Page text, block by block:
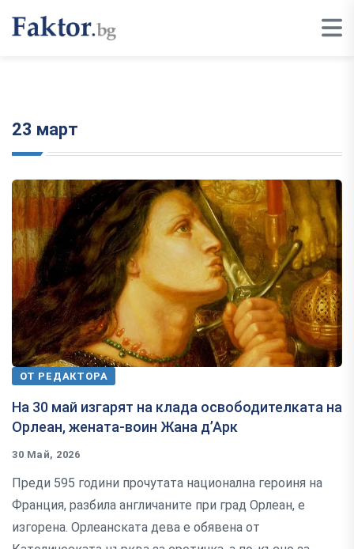
23 март
ОТ РЕДАКТОРА
На 30 май изгарят на клада освободителката на
Орлеан, жената-воин Жана д’Арк
30 Май, 2026
Преди 595 години прочутата национална героиня на
Франция, разбила англичаните при град Орлеан, е
изгорена. Орлеанската дева е обявена от